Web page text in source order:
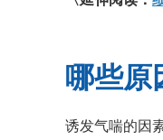
哪些原
诱发气喘的因